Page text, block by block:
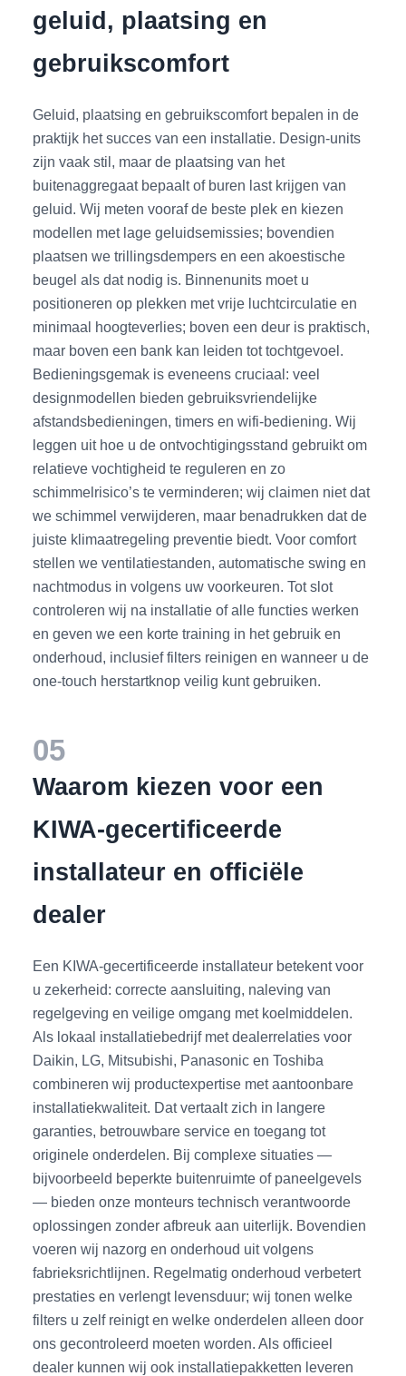
geluid, plaatsing en
gebruikscomfort
Geluid, plaatsing en gebruikscomfort bepalen in de
praktijk het succes van een installatie. Design-units
zijn vaak stil, maar de plaatsing van het
buitenaggregaat bepaalt of buren last krijgen van
geluid. Wij meten vooraf de beste plek en kiezen
modellen met lage geluidsemissies; bovendien
plaatsen we trillingsdempers en een akoestische
beugel als dat nodig is. Binnenunits moet u
positioneren op plekken met vrije luchtcirculatie en
minimaal hoogteverlies; boven een deur is praktisch,
maar boven een bank kan leiden tot tochtgevoel.
Bedieningsgemak is eveneens cruciaal: veel
designmodellen bieden gebruiksvriendelijke
afstandsbedieningen, timers en wifi-bediening. Wij
leggen uit hoe u de ontvochtigingsstand gebruikt om
relatieve vochtigheid te reguleren en zo
schimmelrisico’s te verminderen; wij claimen niet dat
we schimmel verwijderen, maar benadrukken dat de
juiste klimaatregeling preventie biedt. Voor comfort
stellen we ventilatiestanden, automatische swing en
nachtmodus in volgens uw voorkeuren. Tot slot
controleren wij na installatie of alle functies werken
en geven we een korte training in het gebruik en
onderhoud, inclusief filters reinigen en wanneer u de
one-touch herstartknop veilig kunt gebruiken.
05
Waarom kiezen voor een
KIWA-gecertificeerde
installateur en officiële
dealer
Een KIWA-gecertificeerde installateur betekent voor
u zekerheid: correcte aansluiting, naleving van
regelgeving en veilige omgang met koelmiddelen.
Als lokaal installatiebedrijf met dealerrelaties voor
Daikin, LG, Mitsubishi, Panasonic en Toshiba
combineren wij productexpertise met aantoonbare
installatiekwaliteit. Dat vertaalt zich in langere
garanties, betrouwbare service en toegang tot
originele onderdelen. Bij complexe situaties —
bijvoorbeeld beperkte buitenruimte of paneelgevels
— bieden onze monteurs technisch verantwoorde
oplossingen zonder afbreuk aan uiterlijk. Bovendien
voeren wij nazorg en onderhoud uit volgens
fabrieksrichtlijnen. Regelmatig onderhoud verbetert
prestaties en verlengt levensduur; wij tonen welke
filters u zelf reinigt en welke onderdelen alleen door
ons gecontroleerd moeten worden. Als officieel
dealer kunnen wij ook installatiepakketten leveren